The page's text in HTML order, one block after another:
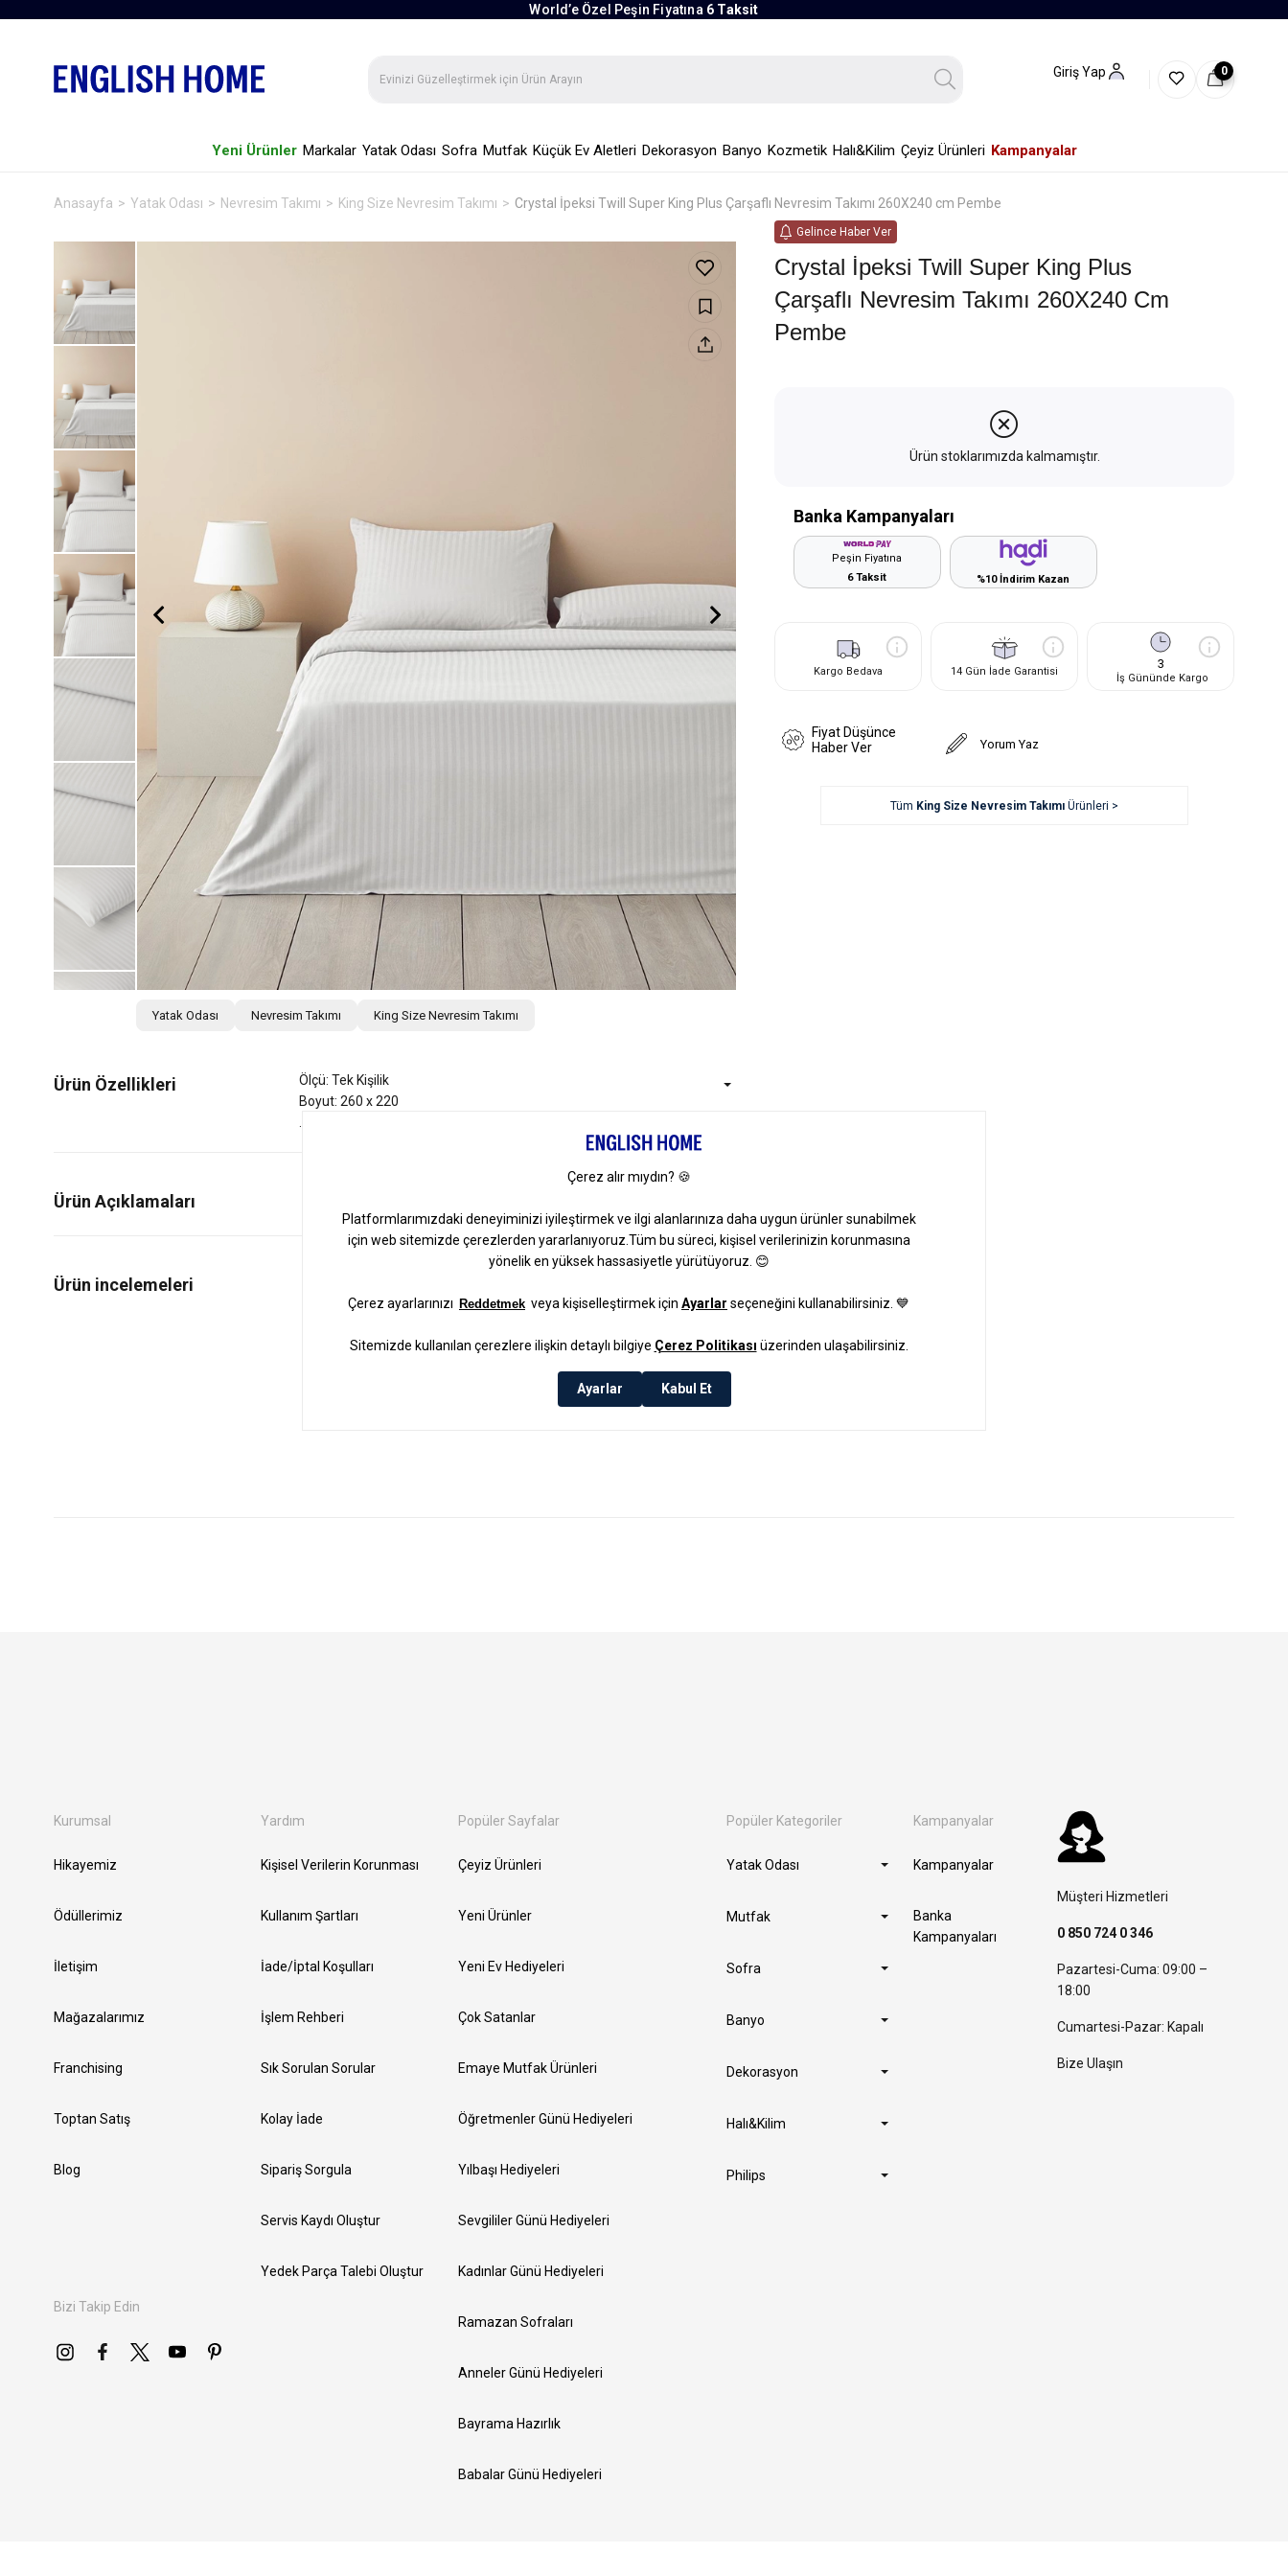
World’e Özel Peşin Fiyatına 6 Taksit
Giriş Yap 0
Yeni Ürünler Markalar Yatak Odası Sofra Mutfak Küçük Ev Aletleri Dekorasyon Banyo Kozmetik Halı&Kilim Çeyiz Ürünleri Kampanyalar
Anasayfa Yatak Odası Nevresim Takımı King Size Nevresim Takımı Crystal İpeksi Twill Super King Plus Çarşaflı Nevresim Takımı 260X240 cm Pembe
Yatak Odası Nevresim Takımı King Size Nevresim Takımı
Ürün Özellikleri
Ölçü: Tek Kişilik
Boyut: 260 x 220
Ürün Açıklamaları
Gelince Haber Ver
Crystal İpeksi Twill Super King Plus
Çarşaflı Nevresim Takımı 260X240 Cm
Pembe
Ürün stoklarımızda kalmamıştır.
Banka Kampanyaları
Peşin Fiyatına
6 Taksit
%10 İndirim Kazan
Kargo Bedava 14 Gün İade Garantisi 3
İş Gününde Kargo
Fiyat Düşünce
Haber Ver
Yorum Yaz
Tüm King Size Nevresim Takımı Ürünleri >
Kurumsal
Hikayemiz
Ödüllerimiz
İletişim
Mağazalarımız
Franchising
Toptan Satış
Blog
Bizi Takip Edin
Yardım
Kişisel Verilerin Korunması
Kullanım Şartları
İade/İptal Koşulları
İşlem Rehberi
Sık Sorulan Sorular
Kolay İade
Sipariş Sorgula
Servis Kaydı Oluştur
Yedek Parça Talebi Oluştur
Popüler Sayfalar
Çeyiz Ürünleri
Yeni Ürünler
Yeni Ev Hediyeleri
Çok Satanlar
Emaye Mutfak Ürünleri
Öğretmenler Günü Hediyeleri
Yılbaşı Hediyeleri
Sevgililer Günü Hediyeleri
Kadınlar Günü Hediyeleri
Ramazan Sofraları
Anneler Günü Hediyeleri
Bayrama Hazırlık
Babalar Günü Hediyeleri
Popüler Kategoriler
Yatak Odası
Mutfak
Sofra
Banyo
Dekorasyon
Halı&Kilim
Philips
Kampanyalar
Kampanyalar
Banka
Kampanyaları
Müşteri Hizmetleri
0 850 724 0 346
Pazartesi-Cuma: 09:00 –
18:00
Cumartesi-Pazar: Kapalı
Bize Ulaşın